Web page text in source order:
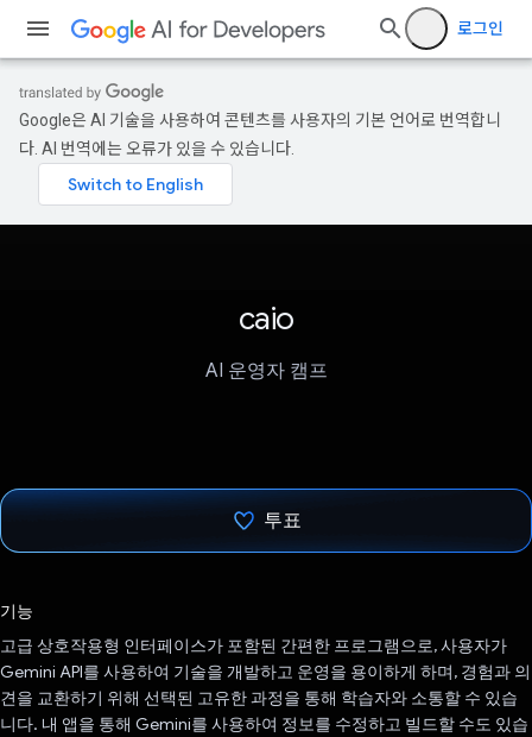
로그인
Google은 AI 기술을 사용하여 콘텐츠를 사용자의 기본 언어로 번역합니
다. AI 번역에는 오류가 있을 수 있습니다.
caio
AI 운영자 캠프
투표
기능
고급 상호작용형 인터페이스가 포함된 간편한 프로그램으로, 사용자가
Gemini API를 사용하여 기술을 개발하고 운영을 용이하게 하며, 경험과 의
견을 교환하기 위해 선택된 고유한 과정을 통해 학습자와 소통할 수 있습
니다. 내 앱을 통해 Gemini를 사용하여 정보를 수정하고 빌드할 수도 있습